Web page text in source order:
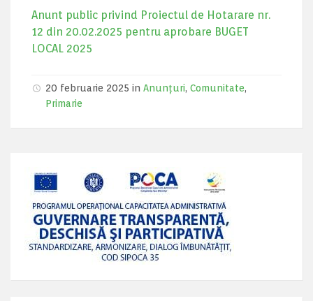
Anunt public privind Proiectul de Hotarare nr.
12 din 20.02.2025 pentru aprobare BUGET
LOCAL 2025
20 februarie 2025 in Anunțuri, Comunitate,
Primarie